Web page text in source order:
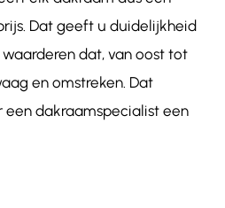
Dat geeft u duidelijkheid
dat, van oost tot
en omstreken. Dat
dakraamspecialist een